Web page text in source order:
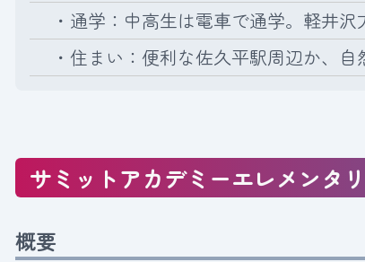
・通学：中高生は電車で通学。軽井沢
・住まい：便利な佐久平駅周辺か、自
サミットアカデミーエレメンタ
概要